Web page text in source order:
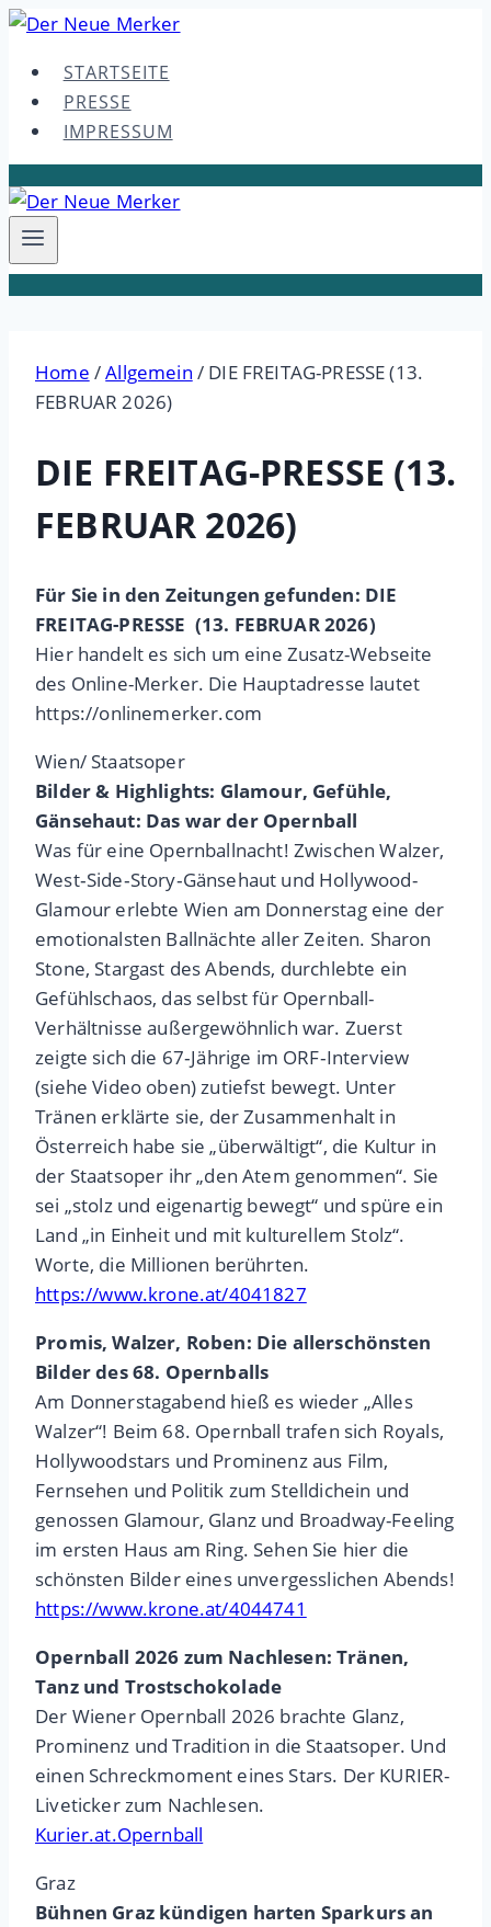
Skip
contentSTARTSEITE
PRESSE
IMPRESSUM
Home /Allgemein / DIE FREITAG-PRESSE (13.
FEBRUAR 2026)
DIE FREITAG-PRESSE (13.
FEBRUAR 2026)
Für Sie in den Zeitungen gefunden: DIE
FREITAG-PRESSE (13. FEBRUAR 2026)
Hier handelt es sich um eine Zusatz-Webseite
des Online-Merker. Die Hauptadresse lautet
https://onlinemerker.com
Wien/ Staatsoper
Bilder & Highlights: Glamour, Gefühle,
Gänsehaut: Das war der Opernball
Was für eine Opernballnacht! Zwischen Walzer,
West‑Side‑Story‑Gänsehaut und Hollywood-
Glamour erlebte Wien am Donnerstag eine der
emotionalsten Ballnächte aller Zeiten. Sharon
Stone, Stargast des Abends, durchlebte ein
Gefühlschaos, das selbst für Opernball-
Verhältnisse außergewöhnlich war. Zuerst
zeigte sich die 67‑Jährige im ORF‑Interview
(siehe Video oben) zutiefst bewegt. Unter
Tränen erklärte sie, der Zusammenhalt in
Österreich habe sie „überwältigt“, die Kultur in
der Staatsoper ihr „den Atem genommen“. Sie
sei „stolz und eigenartig bewegt“ und spüre ein
Land „in Einheit und mit kulturellem Stolz“.
Worte, die Millionen berührten.
https://www.krone.at/4041827
Promis, Walzer, Roben: Die allerschönsten
Bilder des 68. Opernballs
Am Donnerstagabend hieß es wieder „Alles
Walzer“! Beim 68. Opernball trafen sich Royals,
Hollywoodstars und Prominenz aus Film,
Fernsehen und Politik zum Stelldichein und
genossen Glamour, Glanz und Broadway-Feeling
im ersten Haus am Ring. Sehen Sie hier die
schönsten Bilder eines unvergesslichen Abends!
https://www.krone.at/4044741
Opernball 2026 zum Nachlesen: Tränen,
Tanz und Trostschokolade
Der Wiener Opernball 2026 brachte Glanz,
Prominenz und Tradition in die Staatsoper. Und
einen Schreckmoment eines Stars. Der KURIER-
Liveticker zum Nachlesen.
Kurier.at.Opernball
Graz
Bühnen Graz kündigen harten Sparkurs an